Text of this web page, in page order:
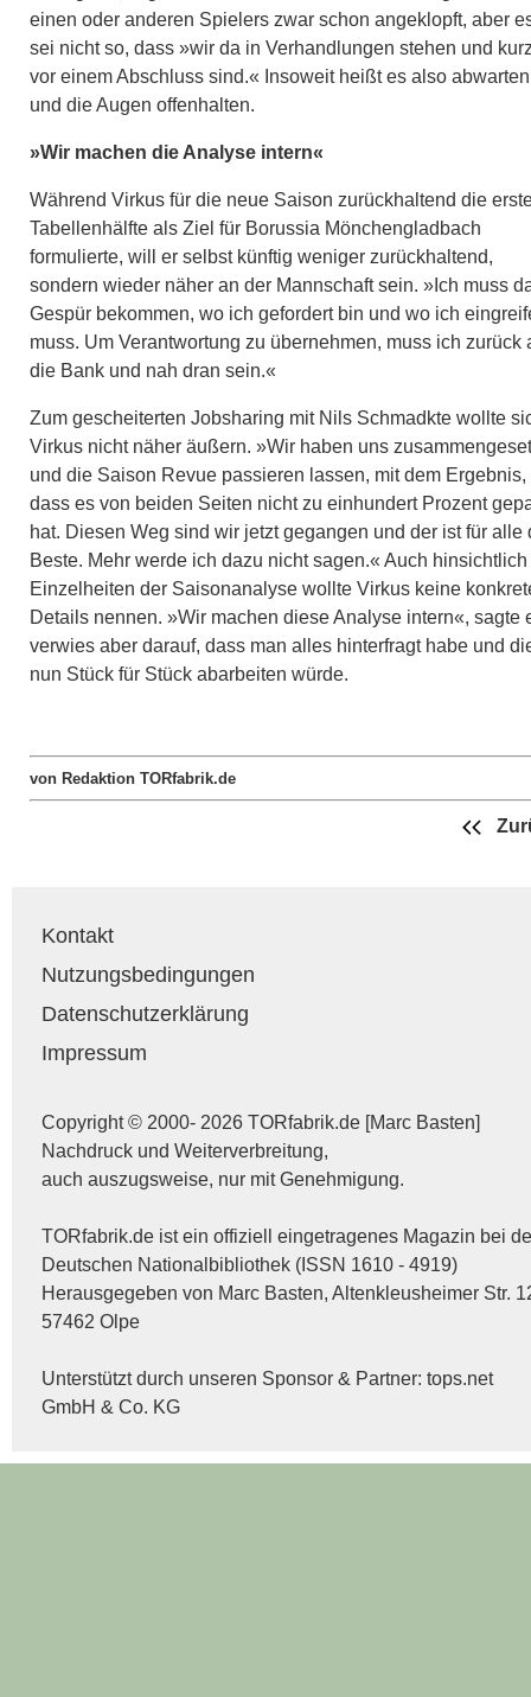
einen oder anderen Spielers zwar schon angeklopft, aber
sei nicht so, dass »wir da in Verhandlungen stehen und
vor einem Abschluss sind.« Insoweit heißt es also
und die Augen offenhalten.
»Wir machen die Analyse intern«
Während Virkus für die neue Saison zurückhaltend die
Tabellenhälfte als Ziel für Borussia Mönchengladbach
formulierte, will er selbst künftig weniger zurückhaltend,
sondern wieder näher an der Mannschaft sein. »Ich muss
Gespür bekommen, wo ich gefordert bin und wo ich
muss. Um Verantwortung zu übernehmen, muss ich zurück
die Bank und nah dran sein.«
Zum gescheiterten Jobsharing mit Nils Schmadkte wollte
Virkus nicht näher äußern. »Wir haben uns
und die Saison Revue passieren lassen, mit dem Ergebnis,
dass es von beiden Seiten nicht zu einhundert Prozent
hat. Diesen Weg sind wir jetzt gegangen und der ist für alle
Beste. Mehr werde ich dazu nicht sagen.« Auch hinsichtlich
Einzelheiten der Saisonanalyse wollte Virkus keine
Details nennen. »Wir machen diese Analyse intern«, sagte
verwies aber darauf, dass man alles hinterfragt habe und
nun Stück für Stück abarbeiten würde.
von Redaktion TORfabrik.de
Kontakt
Nutzungsbedingungen
Datenschutzerklärung
Impressum
Copyright © 2000- 2026 TORfabrik.de [Marc Basten]
Nachdruck und Weiterverbreitung,
auch auszugsweise, nur mit Genehmigung.
TORfabrik.de ist ein offiziell eingetragenes Magazin bei
Deutschen Nationalbibliothek (ISSN 1610 - 4919)
Herausgegeben von Marc Basten, Altenkleusheimer Str.
57462 Olpe
Unterstützt durch unseren Sponsor & Partner: tops.net
GmbH & Co. KG